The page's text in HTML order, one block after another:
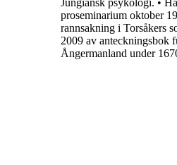
Jungiansk psykologi. •
proseminarium oktober
rannsakning i Torsåkers
2009 av anteckningsbok
Ångermanland under